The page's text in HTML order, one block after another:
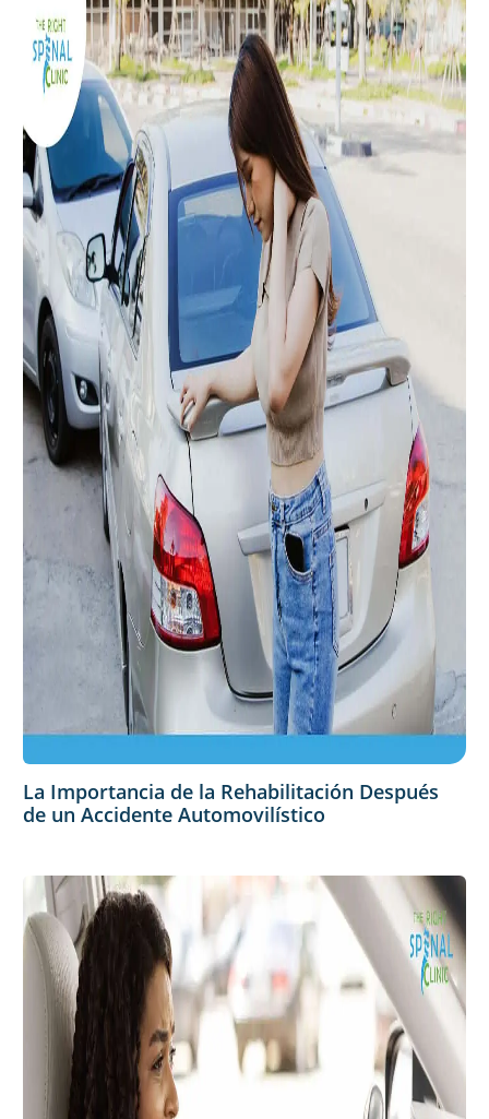
La Importancia de la Rehabilitación Después
de un Accidente Automovilístico